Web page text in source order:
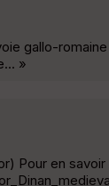
gallo-
»
Pour en